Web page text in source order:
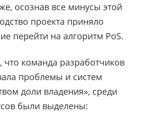
осознав все минусы этой
проекта приняло
перейти на алгоритм PoS.
что команда разработчиков
проблемы и систем
доли владения», среди
были выделены: